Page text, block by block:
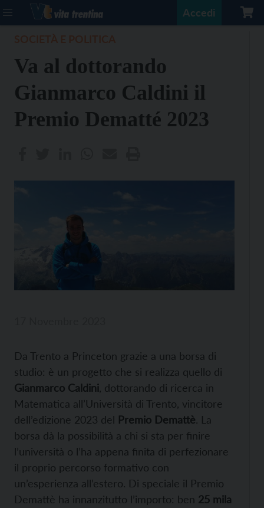
Accedi
Va al dottorando
Gianmarco Caldini il
Premio Dematté 2023
Da Trento a Princeton grazie a una borsa di
studio: è un progetto che si realizza quello di
Gianmarco Caldini , dottorando di ricerca in
Matematica all’Università di Trento, vincitore
dell’edizione 2023 del Premio Demattè. La
borsa dà la possibilità a chi si sta per finire
l’università o l’ha appena finita di perfezionare
il proprio percorso formativo con
un’esperienza all’estero. Di speciale il Premio
Demattè ha innanzitutto l’importo: ben 25 mila